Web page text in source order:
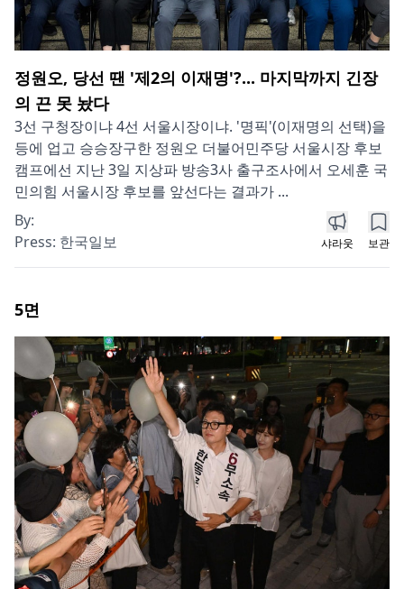
정원오, 당선 땐 '제2의 이재명'?... 마지막까지 긴장
의 끈 못 놨다
3선 구청장이냐 4선 서울시장이냐. '명픽'(이재명의 선택)을
등에 업고 승승장구한 정원오 더불어민주당 서울시장 후보
캠프에선 지난 3일 지상파 방송3사 출구조사에서 오세훈 국
민의힘 서울시장 후보를 앞선다는 결과가 ...
By:
Press: 한국일보 샤라웃 보관
5면